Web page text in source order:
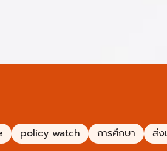
กลางและสำนักงบประมาณ เปลี่ยนแป
policy watch การศึกษา ส่ง